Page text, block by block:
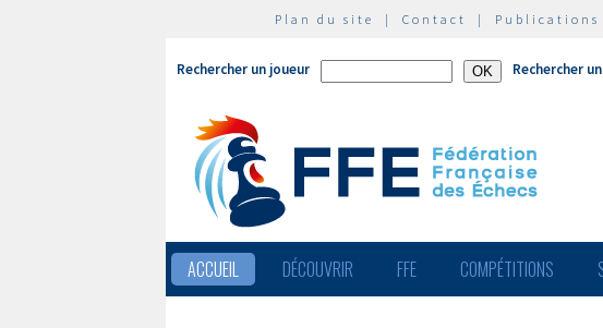
Plan du site | Contact | Publications
Rechercher un joueur Rechercher
ACCUEIL DÉCOUVRIR FFE COMPÉTITIONS